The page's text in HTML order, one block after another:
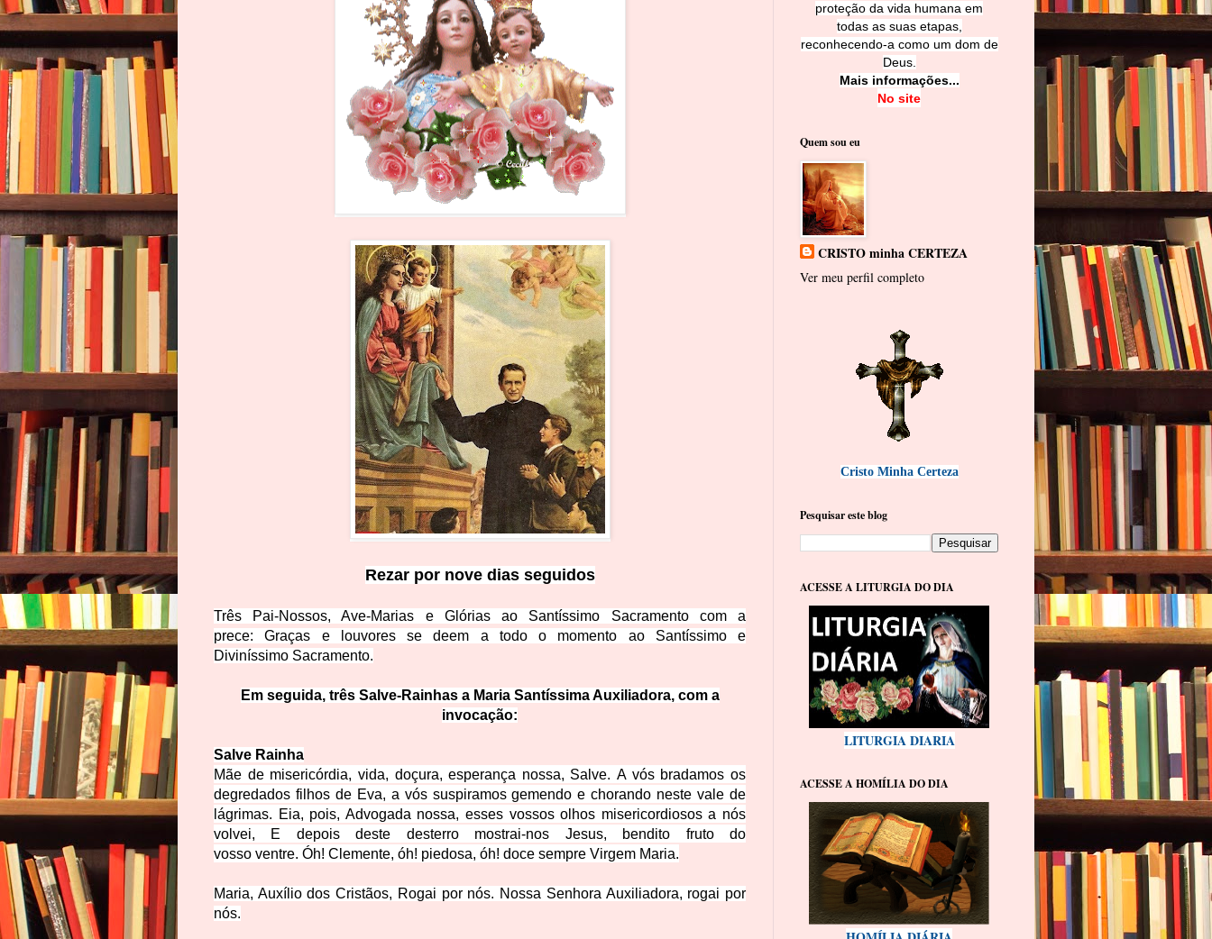
Rezar por nove dias seguidos
Três Pai-Nossos, Ave-Marias e Glórias ao Santíssimo Sacramento com a
prece:Graças e louvores se deem a todo o momento ao Santíssimo e
Diviníssimo Sacramento.
Em seguida, três Salve-Rainhas a Maria Santíssima Auxiliadora, com a
invocação:
Salve Rainha
Mãe de misericórdia, vida, doçura, esperança nossa, Salve. A vós bradamos os
degredados filhos de Eva, a vós suspiramos gemendo e chorando neste vale de
lágrimas. Eia, pois, Advogada nossa, esses vossos olhos misericordiosos a nós
volvei, E depois deste desterro mostrai-nos Jesus, bendito fruto do
vosso ventre. Óh! Clemente, óh! piedosa, óh! doce sempre Virgem Maria.
Maria, Auxílio dos Cristãos, Rogai por nós. Nossa Senhora Auxiliadora, rogai por
nós.
proteção da vida humana em
todas as suas etapas,
reconhecendo-a como um dom de
Deus.
Mais informações...
No site
Quem sou eu
CRISTO minha CERTEZA
Ver meu perfil completo
Cristo Minha Certeza
Pesquisar este blog
ACESSE A LITURGIA DO DIA
LITURGIA DIARIA
ACESSE A HOMÍLIA DO DIA